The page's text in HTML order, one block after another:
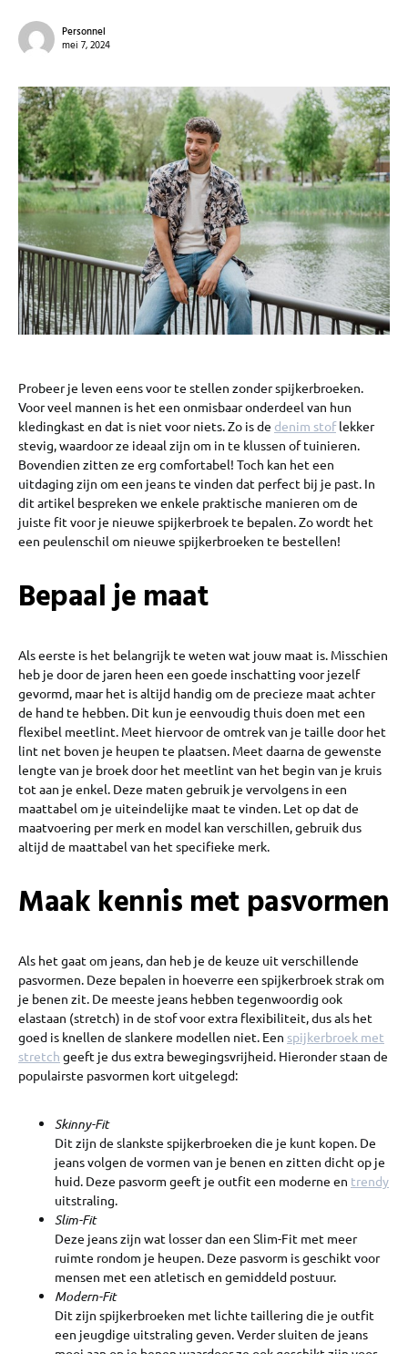
Personnel
mei 7, 2024
Probeer je leven eens voor te stellen zonder spijkerbroeken.
Voor veel mannen is het een onmisbaar onderdeel van hun
kledingkast en dat is niet voor niets. Zo is de denim stoflekker
stevig, waardoor ze ideaal zijn om in te klussen of tuinieren.
Bovendien zitten ze erg comfortabel! Toch kan het een
uitdaging zijn om een jeans te vinden dat perfect bij je past. In
dit artikel bespreken we enkele praktische manieren om de
juiste fit voor je nieuwe spijkerbroek te bepalen. Zo wordt het
een peulenschil om nieuwe spijkerbroeken te bestellen!
Bepaal je maat
Als eerste is het belangrijk te weten wat jouw maat is. Misschien
heb je door de jaren heen een goede inschatting voor jezelf
gevormd, maar het is altijd handig om de precieze maat achter
de hand te hebben. Dit kun je eenvoudig thuis doen met een
flexibel meetlint. Meet hiervoor de omtrek van je taille door het
lint net boven je heupen te plaatsen. Meet daarna de gewenste
lengte van je broek door het meetlint van het begin van je kruis
tot aan je enkel. Deze maten gebruik je vervolgens in een
maattabel om je uiteindelijke maat te vinden. Let op dat de
maatvoering per merk en model kan verschillen, gebruik dus
altijd de maattabel van het specifieke merk.
Maak kennis met pasvormen
Als het gaat om jeans, dan heb je de keuze uit verschillende
pasvormen. Deze bepalen in hoeverre een spijkerbroek strak om
je benen zit. De meeste jeans hebben tegenwoordig ook
elastaan (stretch) in de stof voor extra flexibiliteit, dus als het
goed is knellen de slankere modellen niet. Een spijkerbroek met
stretch geeft je dus extra bewegingsvrijheid. Hieronder staan de
populairste pasvormen kort uitgelegd:
Skinny-Fit
Dit zijn de slankste spijkerbroeken die je kunt kopen. De
jeans volgen de vormen van je benen en zitten dicht op je
huid. Deze pasvorm geeft je outfit een moderne en trendy
uitstraling.
Slim-Fit
Deze jeans zijn wat losser dan een Slim-Fit met meer
ruimte rondom je heupen. Deze pasvorm is geschikt voor
mensen met een atletisch en gemiddeld postuur.
Modern-Fit
Dit zijn spijkerbroeken met lichte taillering die je outfit
een jeugdige uitstraling geven. Verder sluiten de jeans